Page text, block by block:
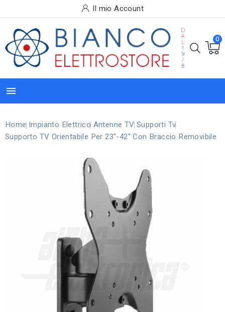
Il mio Account
0

Home Impianto Elettrico Antenne TV Supporti Tv
Supporto TV Orientabile Per 23"-42" Con Braccio Removibile